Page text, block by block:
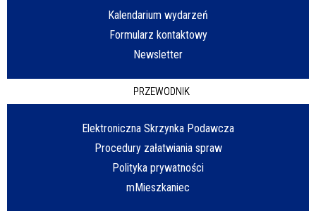
Kalendarium wydarzeń
Formularz kontaktowy
Newsletter
PRZEWODNIK
Elektroniczna Skrzynka Podawcza
Procedury załatwiania spraw
Polityka prywatności
mMieszkaniec